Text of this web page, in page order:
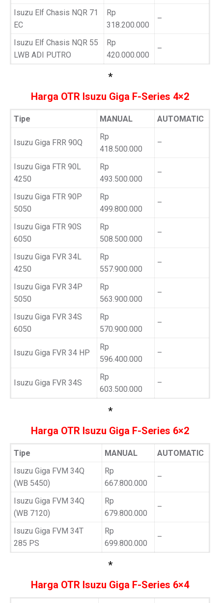
Isuzu Elf Chasis NQR 71
EC
Rp
318.200.000
–
Isuzu Elf Chasis NQR 55
LWB ADI PUTRO
Rp
420.000.000
–
*
Harga OTR Isuzu Giga F-Series 4×2
Tipe MANUAL AUTOMATIC
Isuzu Giga FRR 90Q
Rp
418.500.000
–
Isuzu Giga FTR 90L
4250
Rp
493.500.000
–
Isuzu Giga FTR 90P
5050
Rp
499.800.000
–
Isuzu Giga FTR 90S
6050
Rp
508.500.000
–
Isuzu Giga FVR 34L
4250
Rp
557.900.000
–
Isuzu Giga FVR 34P
5050
Rp
563.900.000
–
Isuzu Giga FVR 34S
6050
Rp
570.900.000
–
Isuzu Giga FVR 34 HP
Rp
596.400.000
–
Isuzu Giga FVR 34S
Rp
603.500.000
–
*
Harga OTR Isuzu Giga F-Series 6×2
Tipe MANUAL
AUTOMATIC
Isuzu Giga FVM 34Q
(WB 5450)
Rp
667.800.000
–
Isuzu Giga FVM 34Q
(WB 7120)
Rp
679.800.000
–
Isuzu Giga FVM 34T
285 PS
Rp
699.800.000
–
*
Harga OTR Isuzu Giga F-Series 6×4